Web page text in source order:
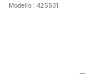
Modello : 425531